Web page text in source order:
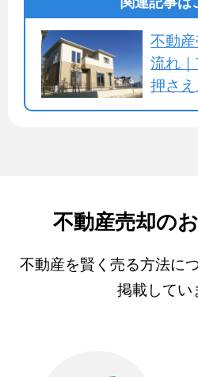
不動
流れ
押さえ
不動産売却の
不動産を賢く売る方法に
掲載してい